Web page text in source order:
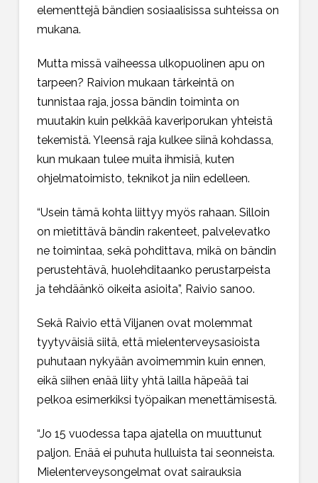
elementtejä bändien sosiaalisissa suhteissa on
mukana.
Mutta missä vaiheessa ulkopuolinen apu on
tarpeen? Raivion mukaan tärkeintä on
tunnistaa raja, jossa bändin toiminta on
muutakin kuin pelkkää kaveriporukan yhteistä
tekemistä. Yleensä raja kulkee siinä kohdassa,
kun mukaan tulee muita ihmisiä, kuten
ohjelmatoimisto, teknikot ja niin edelleen.
“Usein tämä kohta liittyy myös rahaan. Silloin
on mietittävä bändin rakenteet, palvelevatko
ne toimintaa, sekä pohdittava, mikä on bändin
perustehtävä, huolehditaanko perustarpeista
ja tehdäänkö oikeita asioita”, Raivio sanoo.
Sekä Raivio että Viljanen ovat molemmat
tyytyväisiä siitä, että mielenterveysasioista
puhutaan nykyään avoimemmin kuin ennen,
eikä siihen enää liity yhtä lailla häpeää tai
pelkoa esimerkiksi työpaikan menettämisestä.
“Jo 15 vuodessa tapa ajatella on muuttunut
paljon. Enää ei puhuta hulluista tai seonneista.
Mielenterveysongelmat ovat sairauksia